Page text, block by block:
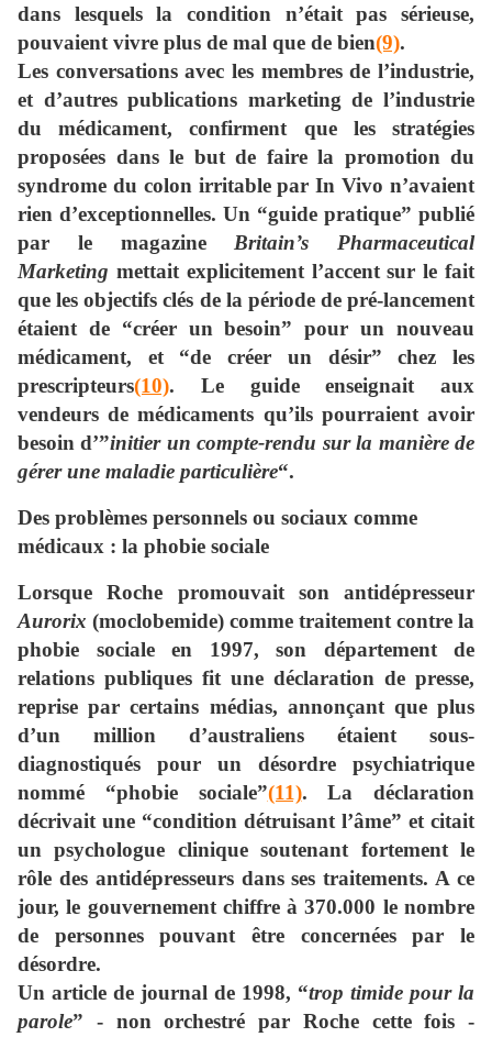
dans lesquels la condition n’était pas sérieuse,
pouvaient vivre plus de mal que de bien(9).
Les conversations avec les membres de l’industrie,
et d’autres publications marketing de l’industrie
du médicament, confirment que les stratégies
proposées dans le but de faire la promotion du
syndrome du colon irritable par In Vivo n’avaient
rien d’exceptionnelles. Un “guide pratique” publié
par le magazine Britain’s Pharmaceutical
Marketing mettait explicitement l’accent sur le fait
que les objectifs clés de la période de pré-lancement
étaient de “créer un besoin” pour un nouveau
médicament, et “de créer un désir” chez les
prescripteurs(10). Le guide enseignait aux
vendeurs de médicaments qu’ils pourraient avoir
besoin d’”initier un compte-rendu sur la manière de
gérer une maladie particulière“.
Des problèmes personnels ou sociaux comme
médicaux : la phobie sociale
Lorsque Roche promouvait son antidépresseur
Aurorix (moclobemide) comme traitement contre la
phobie sociale en 1997, son département de
relations publiques fit une déclaration de presse,
reprise par certains médias, annonçant que plus
d’un million d’australiens étaient sous-
diagnostiqués pour un désordre psychiatrique
nommé “phobie sociale”(11). La déclaration
décrivait une “condition détruisant l’âme” et citait
un psychologue clinique soutenant fortement le
rôle des antidépresseurs dans ses traitements. A ce
jour, le gouvernement chiffre à 370.000 le nombre
de personnes pouvant être concernées par le
désordre.
Un article de journal de 1998, “trop timide pour la
parole” - non orchestré par Roche cette fois -